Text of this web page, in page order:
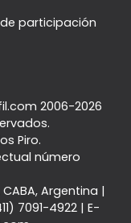
participación
2006-2026
Piro.
número
CABA, Argentina |
7091-4922| E-